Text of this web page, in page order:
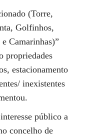
(Torre,
Golfinhos,
Camarinhas)”
propriedades
estacionamento
inexistentes
público a
concelho de